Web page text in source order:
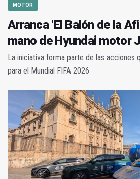
MOTOR
Arranca 'El Balón de la
mano de Hyundai motor
La iniciativa forma parte de las acciones
para el Mundial FIFA 2026